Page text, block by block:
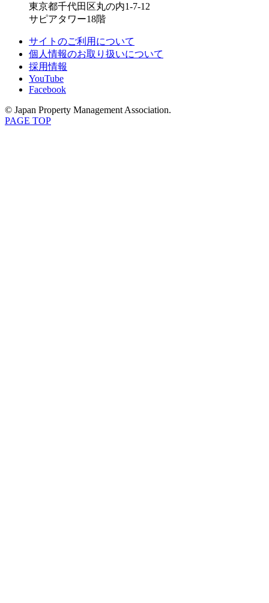
東京都千代田区丸の内1-7-12
サピアタワー18階
サイトのご利用について
個人情報のお取り扱いについて
採用情報
YouTube
Facebook
© Japan Property Management Association.
PAGE TOP